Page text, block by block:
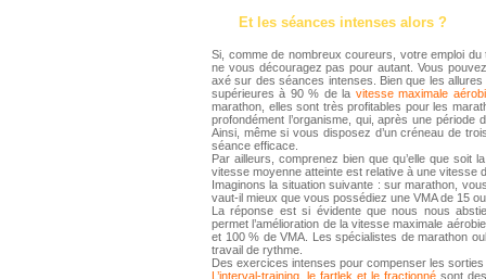
Et les séances intenses alors ?
Si, comme de nombreux coureurs, votre emploi
ne vous découragez pas pour autant. Vous
axé sur des séances intenses. Bien que les
supérieures à 90 % de la vitesse maximale
marathon, elles sont très profitables pour les
profondément l’organisme, qui, après une
Ainsi, même si vous disposez d’un créneau de
séance efficace.
Par ailleurs, comprenez bien que qu’elle que soit
vitesse moyenne atteinte est relative à une vitesse
Imaginons la situation suivante : sur marathon,
vaut-il mieux que vous possédiez une VMA de 15
La réponse est si évidente que nous nous
permet l’amélioration de la vitesse maximale
et 100 % de VMA. Les spécialistes de marathon
travail de rythme.
Des exercices intenses pour compenser les
L’interval-training, le fartlek et le fractionné sont